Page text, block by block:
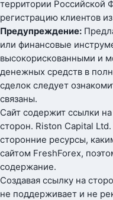
территории Российской
регистрацию клиентов
Предупреждение:
или финансовые
высокорискованными и
денежных средств в
сделок следует
связаны.
Сайт содержит ссылки
сторон. Riston Capital
сторонние ресурсы,
сайтом FreshForex,
содержание.
Создавая ссылку на
не поддерживает и не